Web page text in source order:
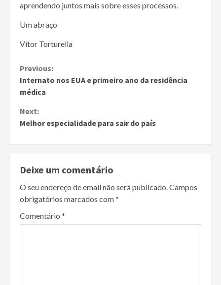
aprendendo juntos mais sobre esses processos.
Um abraço
Vítor Torturella
Continue
Reading
Previous:
Internato nos EUA e primeiro ano da residência
médica
Next:
Melhor especialidade para sair do país
Deixe um comentário
O seu endereço de email não será publicado.Campos
obrigatórios marcados com*
Comentário *